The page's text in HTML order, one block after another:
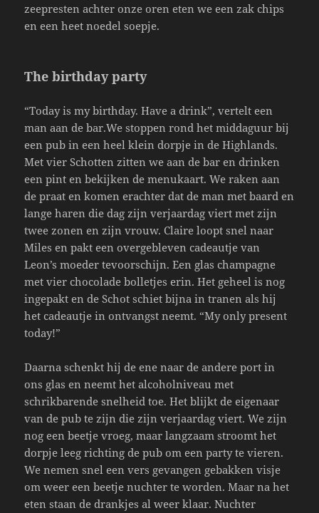
zeepresten achter onze oren eten we een zak chips
en een heet noedel soepje.
The birthday party
“Today is my birthday. Have a drink”, vertelt een
man aan de bar.We stoppen rond het middaguur bij
een pub in een heel klein dorpje in de Highlands.
Met vier Schotten zitten we aan de bar en drinken
een pint en bekijken de menukaart. We raken aan
de praat en komen erachter dat de man met baard en
lange haren die dag zijn verjaardag viert met zijn
twee zonen en zijn vrouw. Claire loopt snel naar
Miles en pakt een overgebleven cadeautje van
Leon’s moeder tevoorschijn. Een glas champagne
met vier chocolade bolletjes erin. Het geheel is nog
ingepakt en de Schot schiet bijna in tranen als hij
het cadeautje in ontvangst neemt. “My only present
today!”
Daarna schenkt hij de ene naar de andere port in
ons glas en neemt het alcoholniveau met
schrikbarende snelheid toe. Het blijkt de eigenaar
van de pub te zijn die zijn verjaardag viert. We zijn
nog een beetje vroeg, maar langzaam stroomt het
dorpje leeg richting de pub om een party te vieren.
We nemen snel een vers gevangen gebakken visje
om weer een beetje nuchter te worden. Maar na het
eten staan de drankjes al weer klaar. Nuchter